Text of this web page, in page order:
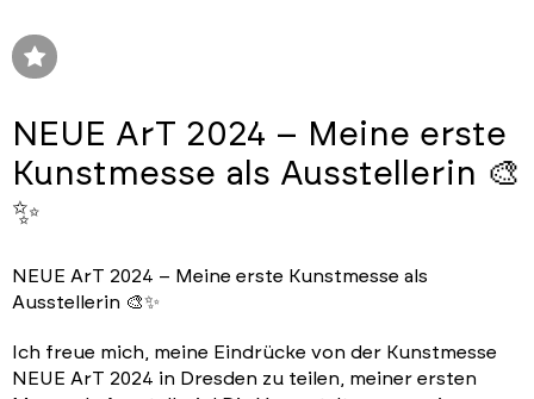
NEUE ArT 2024 – Meine erste
Kunstmesse als Ausstellerin 🎨
✨
NEUE ArT 2024 – Meine erste Kunstmesse als
Ausstellerin 🎨✨
Ich freue mich, meine Eindrücke von der Kunstmesse
NEUE ArT 2024 in Dresden zu teilen, meiner ersten